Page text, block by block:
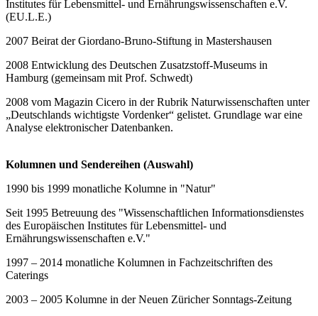
Institutes für Lebensmittel- und Ernährungswissenschaften e.V.
(EU.L.E.)
2007 Beirat der Giordano-Bruno-Stiftung in Mastershausen
2008 Entwicklung des Deutschen Zusatzstoff-Museums in
Hamburg (gemeinsam mit Prof. Schwedt)
2008 vom Magazin Cicero in der Rubrik Naturwissenschaften unter
„Deutschlands wichtigste Vordenker“ gelistet. Grundlage war eine
Analyse elektronischer Datenbanken.
Kolumnen und Sendereihen (Auswahl)
1990 bis 1999 monatliche Kolumne in "Natur"
Seit 1995 Betreuung des "Wissenschaftlichen Informationsdienstes
des Europäischen Institutes für Lebensmittel- und
Ernährungswissenschaften e.V."
1997 – 2014 monatliche Kolumnen in Fachzeitschriften des
Caterings
2003 – 2005 Kolumne in der Neuen Züricher Sonntags-Zeitung